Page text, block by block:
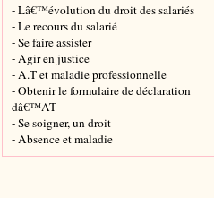
- Lâ€™évolution du droit des salariés
- Le recours du salarié
- Se faire assister
- Agir en justice
- A.T et maladie professionnelle
- Obtenir le formulaire de déclaration
dâ€™AT
- Se soigner, un droit
- Absence et maladie